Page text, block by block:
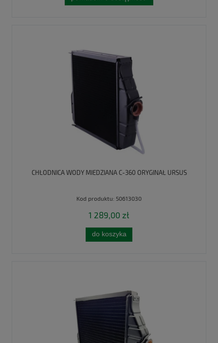
CHŁODNICA WODY MIEDZIANA C-360 ORYGINAŁ URSUS
Kod produktu: 50613030
1 289,00 zł
do koszyka